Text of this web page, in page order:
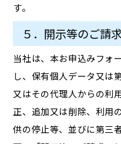
す。
５．開示等のご請
当社は、本お申込みフォ
し、保有個人データ又は
又はその代理人からの利
正、追加又は削除、利用
供の停止等、並びに第三